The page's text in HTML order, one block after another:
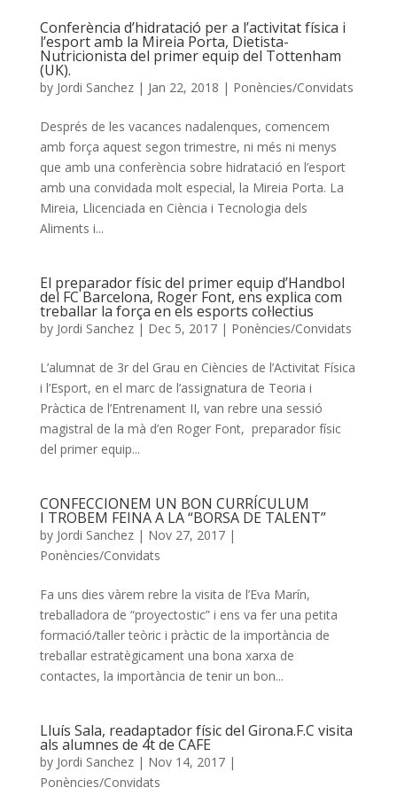
Conferència d’hidratació per a l’activitat física i
l’esport amb la Mireia Porta, Dietista-
Nutricionista del primer equip del Tottenham
(UK).
by Jordi Sanchez| Jan 22, 2018 | Ponències/Convidats
Després de les vacances nadalenques, comencem
amb força aquest segon trimestre, ni més ni menys
que amb una conferència sobre hidratació en l’esport
amb una convidada molt especial, la Mireia Porta. La
Mireia, Llicenciada en Ciència i Tecnologia dels
Aliments i...
El preparador físic del primer equip d’Handbol
del FC Barcelona, Roger Font, ens explica com
treballar la força en els esports col·lectius
by Jordi Sanchez| Dec 5, 2017| Ponències/Convidats
L’alumnat de 3r del Grau en Ciències de l’Activitat Física
i l’Esport, en el marc de l’assignatura de Teoria i
Pràctica de l’Entrenament II, van rebre una sessió
magistral de la mà d’en Roger Font, preparador físic
del primer equip...
CONFECCIONEM UN BON CURRÍCULUM
I TROBEM FEINA A LA “BORSA DE TALENT”
by Jordi Sanchez| Nov 27, 2017|
Ponències/Convidats
Fa uns dies vàrem rebre la visita de l’Eva Marín,
treballadora de “proyectostic” i ens va fer una petita
formació/taller teòric i pràctic de la importància de
treballar estratègicament una bona xarxa de
contactes, la importància de tenir un bon...
Lluís Sala, readaptador físic del Girona.F.C visita
als alumnes de 4t de CAFE
by Jordi Sanchez| Nov 14, 2017|
Ponències/Convidats